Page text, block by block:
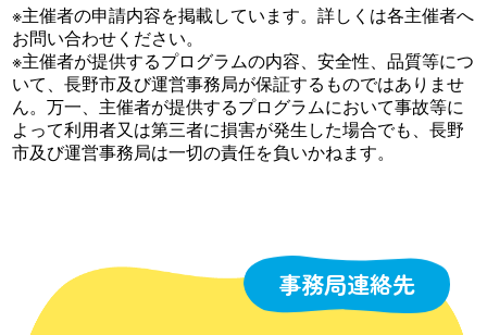
※主催者の申請内容を掲載しています。詳しくは各主催者へ
お問い合わせください。
※主催者が提供するプログラムの内容、安全性、品質等につ
いて、長野市及び運営事務局が保証するものではありませ
ん。万一、主催者が提供するプログラムにおいて事故等に
よって利用者又は第三者に損害が発生した場合でも、長野
市及び運営事務局は一切の責任を負いかねます。
事務局連絡先